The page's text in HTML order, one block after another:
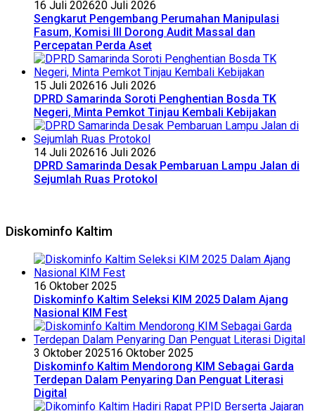
16 Juli 202620 Juli 2026
Sengkarut Pengembang Perumahan Manipulasi
Fasum, Komisi III Dorong Audit Massal dan
Percepatan Perda Aset
15 Juli 202616 Juli 2026
DPRD Samarinda Soroti Penghentian Bosda TK
Negeri, Minta Pemkot Tinjau Kembali Kebijakan
14 Juli 202616 Juli 2026
DPRD Samarinda Desak Pembaruan Lampu Jalan di
Sejumlah Ruas Protokol
Diskominfo Kaltim
16 Oktober 2025
Diskominfo Kaltim Seleksi KIM 2025 Dalam Ajang
Nasional KIM Fest
3 Oktober 202516 Oktober 2025
Diskominfo Kaltim Mendorong KIM Sebagai Garda
Terdepan Dalam Penyaring Dan Penguat Literasi
Digital